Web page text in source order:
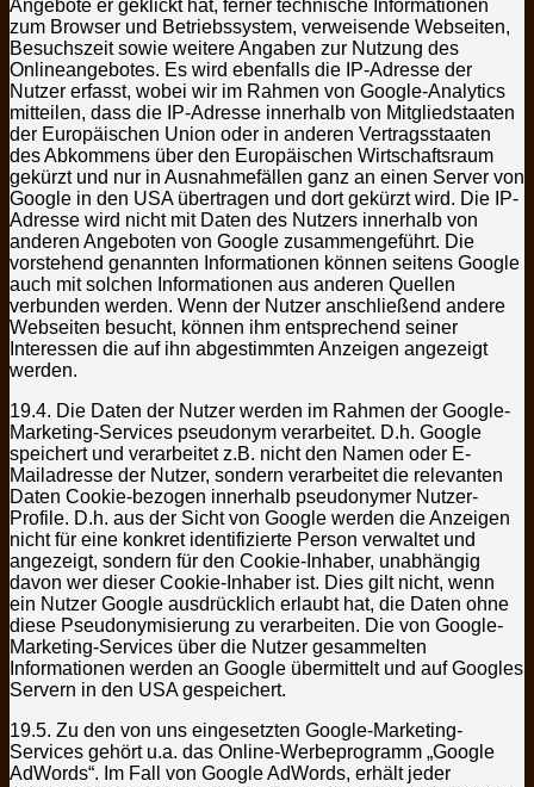
Angebote er geklickt hat, ferner technische Informationen
zum Browser und Betriebssystem, verweisende Webseiten,
Besuchszeit sowie weitere Angaben zur Nutzung des
Onlineangebotes. Es wird ebenfalls die IP-Adresse der
Nutzer erfasst, wobei wir im Rahmen von Google-Analytics
mitteilen, dass die IP-Adresse innerhalb von Mitgliedstaaten
der Europäischen Union oder in anderen Vertragsstaaten
des Abkommens über den Europäischen Wirtschaftsraum
gekürzt und nur in Ausnahmefällen ganz an einen Server von
Google in den USA übertragen und dort gekürzt wird. Die IP-
Adresse wird nicht mit Daten des Nutzers innerhalb von
anderen Angeboten von Google zusammengeführt. Die
vorstehend genannten Informationen können seitens Google
auch mit solchen Informationen aus anderen Quellen
verbunden werden. Wenn der Nutzer anschließend andere
Webseiten besucht, können ihm entsprechend seiner
Interessen die auf ihn abgestimmten Anzeigen angezeigt
werden.
19.4. Die Daten der Nutzer werden im Rahmen der Google-
Marketing-Services pseudonym verarbeitet. D.h. Google
speichert und verarbeitet z.B. nicht den Namen oder E-
Mailadresse der Nutzer, sondern verarbeitet die relevanten
Daten Cookie-bezogen innerhalb pseudonymer Nutzer-
Profile. D.h. aus der Sicht von Google werden die Anzeigen
nicht für eine konkret identifizierte Person verwaltet und
angezeigt, sondern für den Cookie-Inhaber, unabhängig
davon wer dieser Cookie-Inhaber ist. Dies gilt nicht, wenn
ein Nutzer Google ausdrücklich erlaubt hat, die Daten ohne
diese Pseudonymisierung zu verarbeiten. Die von Google-
Marketing-Services über die Nutzer gesammelten
Informationen werden an Google übermittelt und auf Googles
Servern in den USA gespeichert.
19.5. Zu den von uns eingesetzten Google-Marketing-
Services gehört u.a. das Online-Werbeprogramm „Google
AdWords“. Im Fall von Google AdWords, erhält jeder